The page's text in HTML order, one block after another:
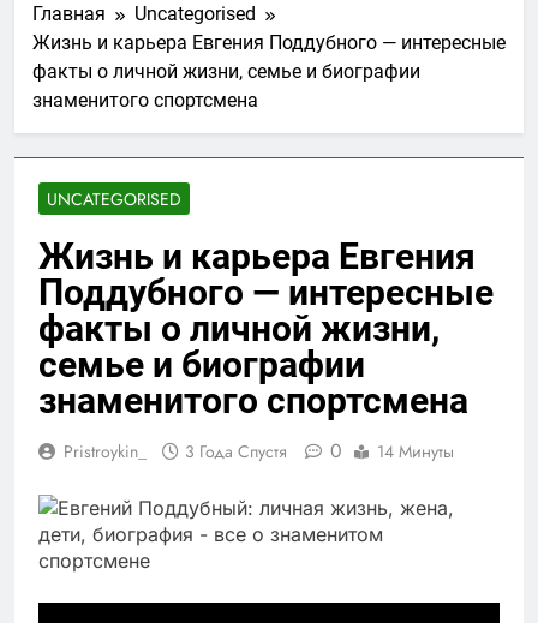
Главная
Uncategorised
Жизнь и карьера Евгения Поддубного — интересные
факты о личной жизни, семье и биографии
знаменитого спортсмена
UNCATEGORISED
Жизнь и карьера Евгения
Поддубного — интересные
факты о личной жизни,
семье и биографии
знаменитого спортсмена
Pristroykin_ 3 Года Спустя 0 14 Минуты